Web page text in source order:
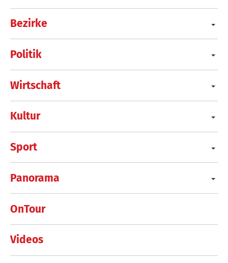
Bezirke
Politik
Wirtschaft
Kultur
Sport
Panorama
OnTour
Videos